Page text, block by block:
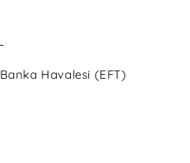
Havalesi (EFT)